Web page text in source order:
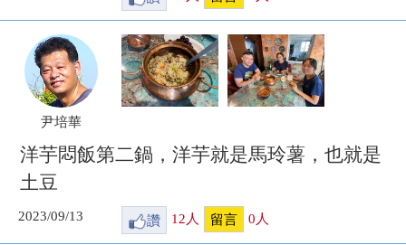
尹培華
洋芋悶飯第二鍋，洋芋就是馬玲薯，也就是
土豆
2023/09/13 讚 12 人 留言 0 人